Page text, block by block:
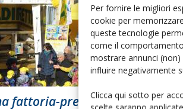
Per fornire le migliori
cookie per
queste tecnologie
come il
mostrare annunci
influire negativamente
Clicca qui sotto per
fattoria-presepe nel